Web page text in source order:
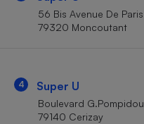
56 Bis Avenue De Paris
79320 Moncoutant
4 Super U
Boulevard G.Pompidou
79140 Cerizay